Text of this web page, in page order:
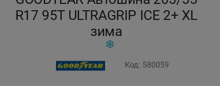
R17 95T ULTRAGRIP ICE 2+ XL
зима
Код: 580059
Семей